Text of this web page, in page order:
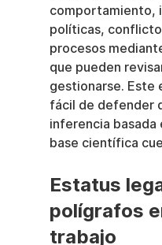
comportamiento,
políticas,
procesos
que pueden
gestionarse. Este
fácil de defender
inferencia basada
base científica
Estatus
polígrafos
trabajo